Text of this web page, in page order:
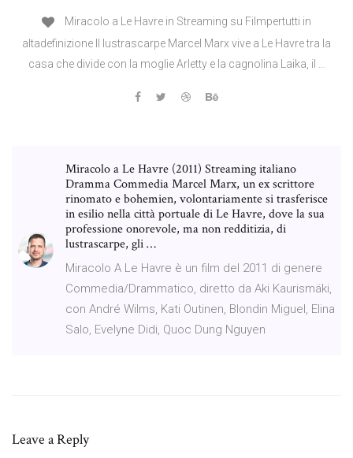
Miracolo a Le Havre in Streaming su Filmpertutti in
altadefinizione Il lustrascarpe Marcel Marx vive a Le Havre tra la
casa che divide con la moglie Arletty e la cagnolina Laika, il …
Miracolo a Le Havre (2011) Streaming italiano
Dramma Commedia Marcel Marx, un ex scrittore
rinomato e bohemien, volontariamente si trasferisce
in esilio nella città portuale di Le Havre, dove la sua
professione onorevole, ma non redditizia, di
lustrascarpe, gli …
Miracolo A Le Havre è un film del 2011 di genere
Commedia/Drammatico, diretto da Aki Kaurismäki,
con André Wilms, Kati Outinen, Blondin Miguel, Elina
Salo, Evelyne Didi, Quoc Dung Nguyen
Leave a Reply